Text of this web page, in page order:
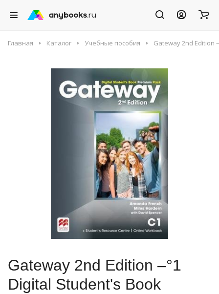
Главная Каталог Учебные пособия Gateway 2nd Edition
Gateway 2nd Edition –°1
Digital Student's Book